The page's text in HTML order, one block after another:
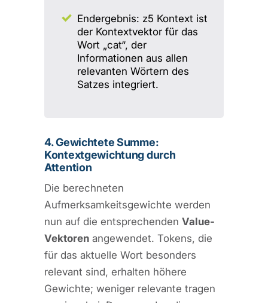
Endergebnis: z5 Kontext ist
der Kontextvektor für das
Wort „cat“, der
Informationen aus allen
relevanten Wörtern des
Satzes integriert.
4. Gewichtete Summe:
Kontextgewichtung durch
Attention
Die berechneten
Aufmerksamkeitsgewichte werden
nun auf die entsprechenden Value-
Vektoren angewendet. Tokens, die
für das aktuelle Wort besonders
relevant sind, erhalten höhere
Gewichte; weniger relevante tragen